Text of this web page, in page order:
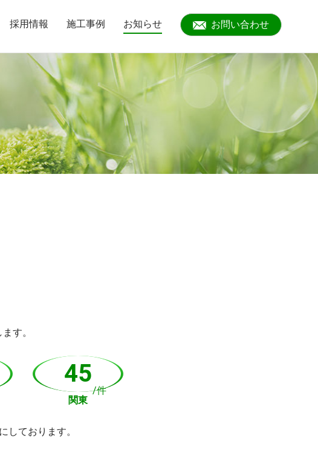
採用情報 施工事例 お知らせ お問い合わせ
す。
45
/件
関東
しております。